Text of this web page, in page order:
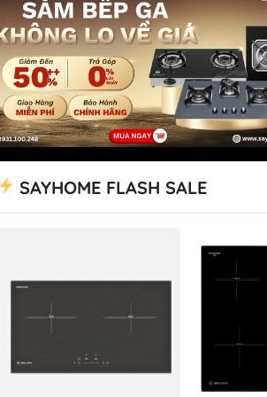
Tủ lạnh Mitsubishi
SAYHOME FLASH SALE